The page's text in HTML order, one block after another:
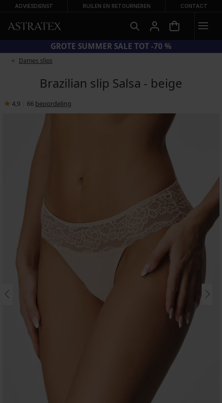
ADVIESDIENST RUILEN EN RETOURNEREN CONTACT
SUN20 = EXTRA −20% OP AFGEPRIJSDE BADMODE
Dames slips
Brazilian slip Salsa - beige
4,9 66 beoordeling